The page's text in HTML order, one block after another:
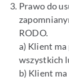
Prawo do
RODO.
a) Klient
wszystkich
b) Klient